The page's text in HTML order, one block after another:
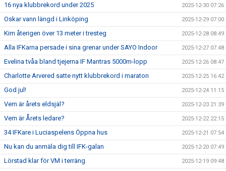
16 nya klubbrekord under 2025 2025-12-30 07:26
Oskar vann längd i Linköping 2025-12-29 07:00
Kim återigen över 13 meter i tresteg 2025-12-28 08:49
Alla IFKarna persade i sina grenar under SAYO Indoor 2025-12-27 07:48
Evelina tvåa bland tjejerna IF Mantras 5000m-lopp 2025-12-26 08:47
Charlotte Arvered satte nytt klubbrekord i maraton 2025-12-25 16:42
God jul! 2025-12-24 11:15
Vem är årets eldsjäl? 2025-12-23 21:39
Vem är Årets ledare? 2025-12-22 22:15
34 IFKare i Luciaspelens Öppna hus 2025-12-21 07:54
Nu kan du anmäla dig till IFK-galan 2025-12-20 07:49
Lörstad klar för VM i terräng 2025-12-19 09:48